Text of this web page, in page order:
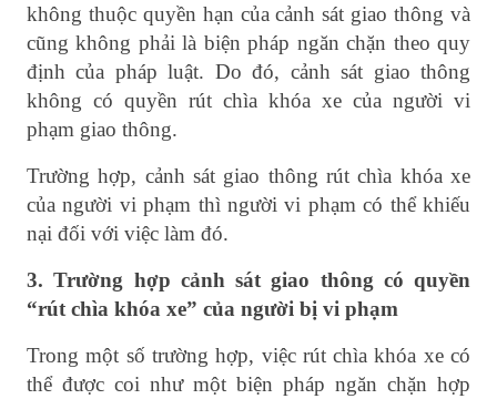
không thuộc quyền hạn của cảnh sát giao thông và
cũng không phải là biện pháp ngăn chặn theo quy
định của pháp luật. Do đó, cảnh sát giao thông
không có quyền rút chìa khóa xe của người vi
phạm giao thông.
Trường hợp, cảnh sát giao thông rút chìa khóa xe
của người vi phạm thì người vi phạm có thể khiếu
nại đối với việc làm đó.
3. Trường hợp cảnh sát giao thông có quyền
“rút chìa khóa xe” của người bị vi phạm
Trong một số trường hợp, việc rút chìa khóa xe có
thể được coi như một biện pháp ngăn chặn hợp